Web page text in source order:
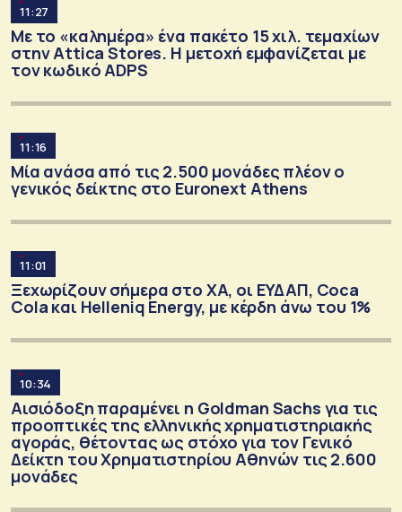
11:27
Με το «καλημέρα» ένα πακέτο 15 χιλ. τεμαχίων
στην Attica Stores. Η μετοχή εμφανίζεται με
τον κωδικό ADPS
11:16
Μία ανάσα από τις 2.500 μονάδες πλέον ο
γενικός δείκτης στο Euronext Athens
11:01
Ξεχωρίζουν σήμερα στο ΧΑ, οι ΕΥΔΑΠ, Coca
Cola και Helleniq Energy, με κέρδη άνω του 1%
10:34
Αισιόδοξη παραμένει η Goldman Sachs για τις
προοπτικές της ελληνικής χρηματιστηριακής
αγοράς, θέτοντας ως στόχο για τον Γενικό
Δείκτη του Χρηματιστηρίου Αθηνών τις 2.600
μονάδες